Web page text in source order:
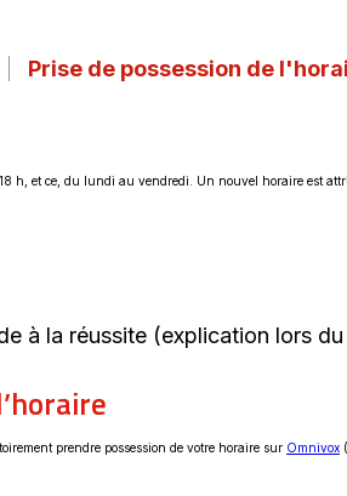
Prise de possession de
h, et ce, du lundi au vendredi. Un nouvel horaire est
à la réussite (explication lors du
prendre possession de votre horaire sur Omnivox